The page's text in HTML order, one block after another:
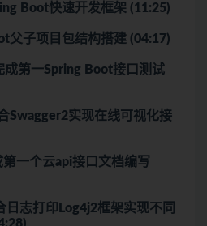
Boot快速开发框架 (11:25)
父子项目包结构搭建 (04:17)
成第一Spring Boot接口测试
Swagger2实现在线可视化接
一个云api接口文档编写
志打印Log4j2框架实现不同